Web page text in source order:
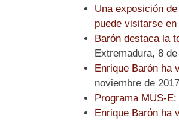
Una exposición
puede visitarse en
Barón destaca la
Extremadura, 8
Enrique Barón ha
noviembre de
Programa MUS-
Enrique Barón ha